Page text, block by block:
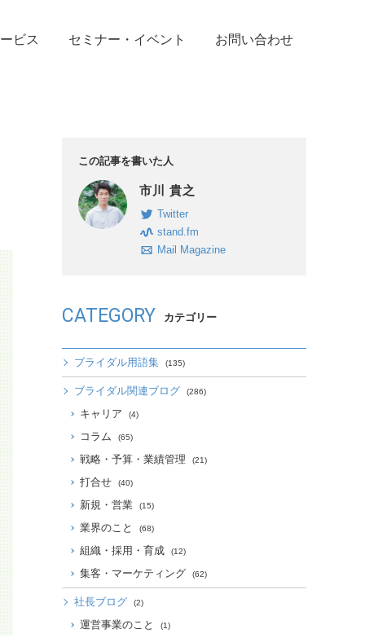
ビス セミナー・イベント お問い合わせ
この記事を書いた人
市川 貴之
Twitter
stand.fm
Mail Magazine
CATEGORY カテゴリー
ブライダル用語集 (135)
ブライダル関連ブログ (286)
キャリア (4)
コラム (65)
戦略・予算・業績管理 (21)
打合せ (40)
新規・営業 (15)
業界のこと (68)
組織・採用・育成 (12)
集客・マーケティング (62)
社長ブログ (2)
運営事業のこと (1)